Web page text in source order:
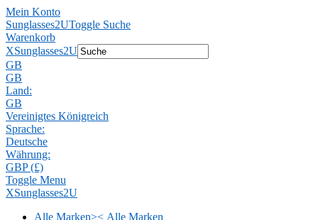
Mein Konto
Sunglasses2UToggle Suche
Warenkorb
XSunglasses2U
GB
GB
Land:
GB
Vereinigtes Königreich
Sprache:
Deutsche
Währung:
GBP (£)
Toggle Menu
XSunglasses2U
Alle Marken>< Alle Marken